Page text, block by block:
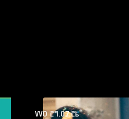
WO 29.07.26